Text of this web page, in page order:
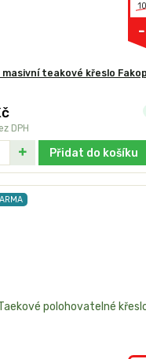
-
masivní teakové křeslo
DPH
Přidat do košíku